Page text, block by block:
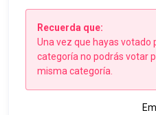
Recuerda que:
Una vez que hayas votado
categoría no podrás votar
misma categoría.